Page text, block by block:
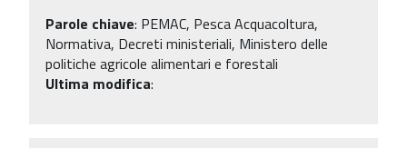
Parole chiave: PEMAC, Pesca Acquacoltura,
Normativa, Decreti ministeriali, Ministero delle
politiche agricole alimentari e forestali
Ultima modifica: